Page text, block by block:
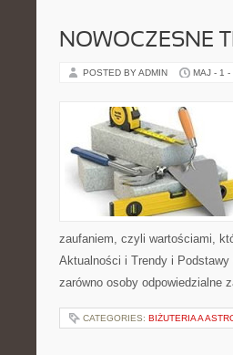
NOWOCZESNE
POSTED BY ADMIN MAJ - 1 -
zaufaniem, czyli wartościami,
Aktualności i Trendy i
zarówno osoby odpowiedzialne
CATEGORIES: BIŻUTERIA A